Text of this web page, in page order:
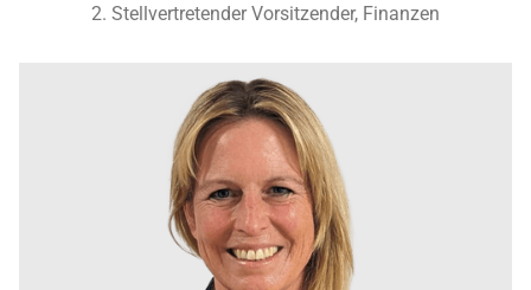
2. Stellvertretender Vorsitzender, Finanzen